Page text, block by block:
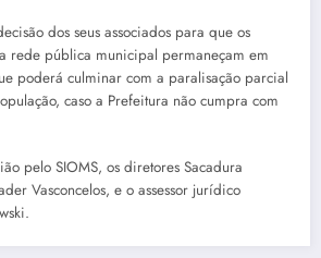
dos seus associados para que os
rede pública municipal permaneçam em
poderá culminar com a paralisação parcial
caso a Prefeitura não cumpra com
pelo SIOMS, os diretores Sacadura
Vasconcelos, e o assessor jurídico